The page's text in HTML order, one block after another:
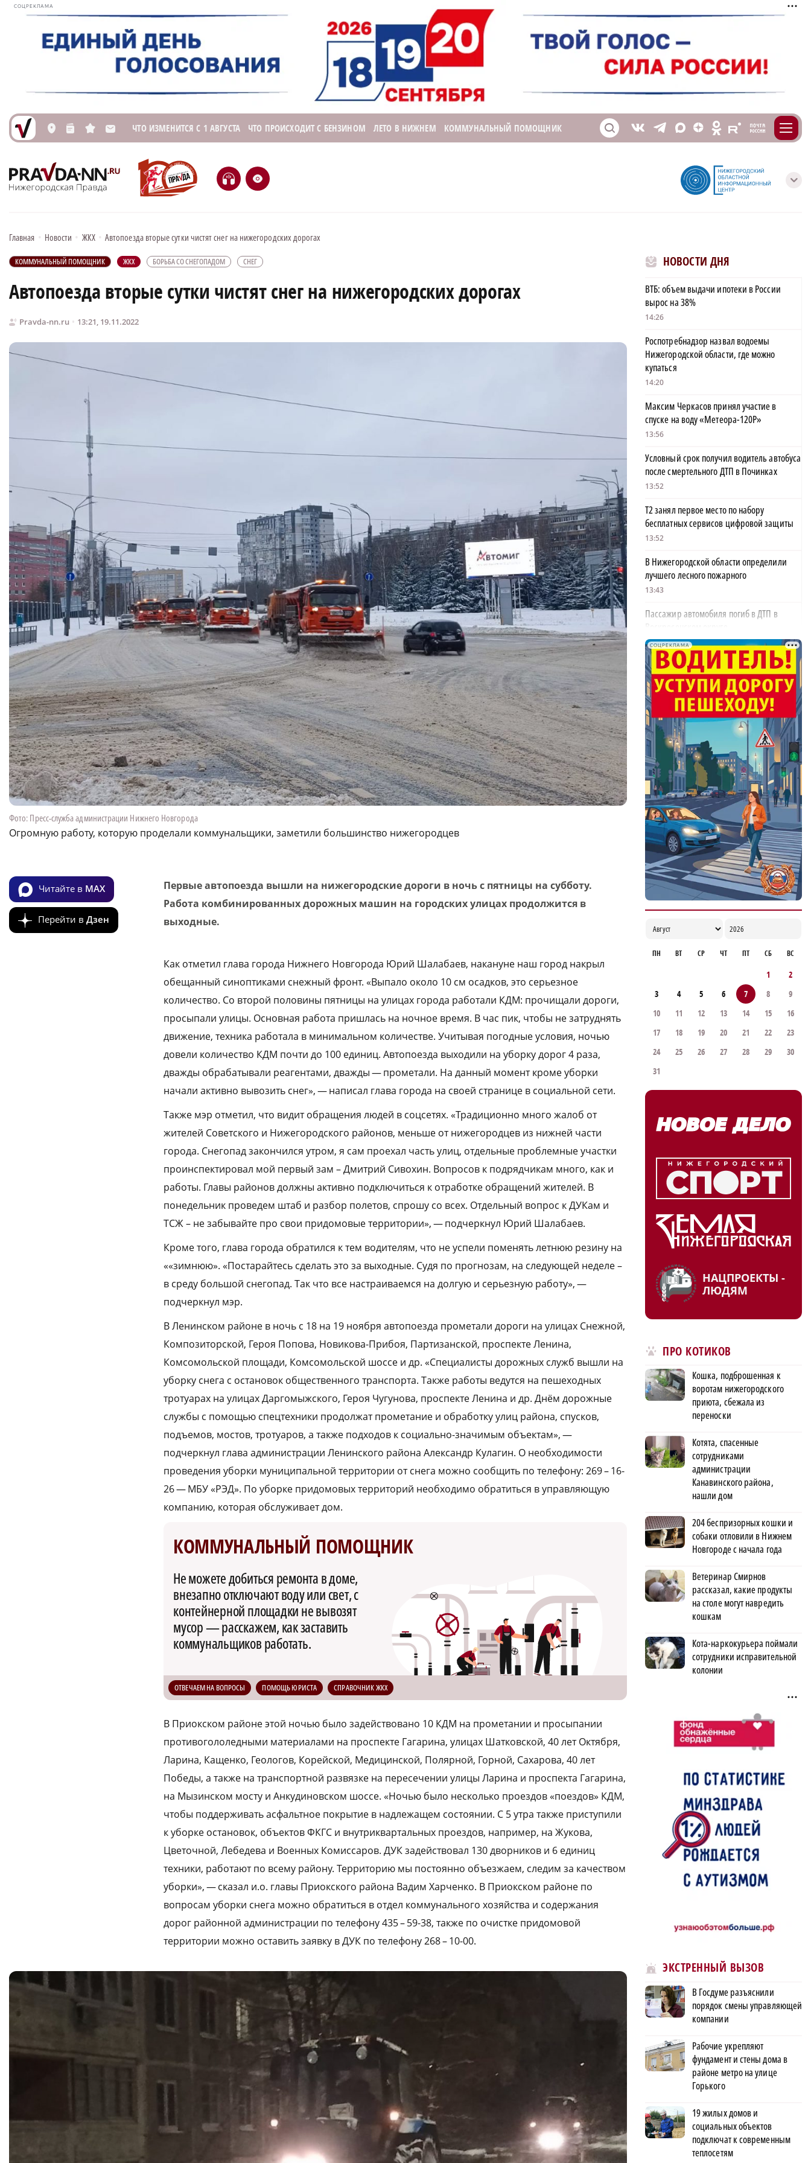
СОЦРЕКЛАМА
L n s M ЧТО ИЗМЕНИТСЯ С 1 АВГУСТА ЧТО ПРОИСХОДИТ С БЕНЗИНОМ ЛЕТО В НИЖНЕМ КОММУНАЛЬНЫЙ ПОМОЩНИК S V T X Z O E m
H e с
Главная • Новости • ЖКХ • Автопоезда вторые сутки чистят снег на нижегородских дорогах
КОММУНАЛЬНЫЙ ПОМОЩНИК ЖКХ БОРЬБА СО СНЕГОПАДОМ СНЕГ
Автопоезда вторые сутки чистят снег на нижегородских дорогах
Pravda-nn.ru 13:21, 19.11.2022
Фото: Пресс-служба администрации Нижнего Новгорода
Огромную работу, которую проделали коммунальщики, заметили большинство нижегородцев
Читайте в MAX
Перейти в Дзен
Первые автопоезда вышли на нижегородские дороги в ночь с пятницы на субботу.
Работа комбинированных дорожных машин на городских улицах продолжится в
выходные.
Как отметил глава города Нижнего Новгорода Юрий Шалабаев, накануне наш город накрыл
обещанный синоптиками снежный фронт. «Выпало около 10 см осадков, это серьезное
количество. Со второй половины пятницы на улицах города работали КДМ: прочищали дороги,
просыпали улицы. Основная работа пришлась на ночное время. В час пик, чтобы не затруднять
движение, техника работала в минимальном количестве. Учитывая погодные условия, ночью
довели количество КДМ почти до 100 единиц. Автопоезда выходили на уборку дорог 4 раза,
дважды обрабатывали реагентами, дважды — прометали. На данный момент кроме уборки
начали активно вывозить снег», — написал глава города на своей странице в социальной сети.
Также мэр отметил, что видит обращения людей в соцсетях. «Традиционно много жалоб от
жителей Советского и Нижегородского районов, меньше от нижегородцев из нижней части
города. Снегопад закончился утром, я сам проехал часть улиц, отдельные проблемные участки
проинспектировал мой первый зам – Дмитрий Сивохин. Вопросов к подрядчикам много, как и
работы. Главы районов должны активно подключиться к отработке обращений жителей. В
понедельник проведем штаб и разбор полетов, спрошу со всех. Отдельный вопрос к ДУКам и
ТСЖ – не забывайте про свои придомовые территории», — подчеркнул Юрий Шалабаев.
Кроме того, глава города обратился к тем водителям, что не успели поменять летнюю резину на
««зимнюю». «Постарайтесь сделать это за выходные. Судя по прогнозам, на следующей неделе –
в среду большой снегопад. Так что все настраиваемся на долгую и серьезную работу», —
подчеркнул мэр.
В Ленинском районе в ночь с 18 на 19 ноября автопоезда прометали дороги на улицах Снежной,
Композиторской, Героя Попова, Новикова-Прибоя, Партизанской, проспекте Ленина,
Комсомольской площади, Комсомольской шоссе и др. «Специалисты дорожных служб вышли на
уборку снега с остановок общественного транспорта. Также работы ведутся на пешеходных
тротуарах на улицах Даргомыжского, Героя Чугунова, проспекте Ленина и др. Днём дорожные
службы с помощью спецтехники продолжат прометание и обработку улиц района, спусков,
подъемов, мостов, тротуаров, а также подходов к социально-значимым объектам», —
подчеркнул глава администрации Ленинского района Александр Кулагин. О необходимости
проведения уборки муниципальной территории от снега можно сообщить по телефону: 269 – 16-
26 — МБУ «РЭД». По уборке придомовых территорий необходимо обратиться в управляющую
компанию, которая обслуживает дом.
КОММУНАЛЬНЫЙ ПОМОЩНИК
Не можете добиться ремонта в доме,
внезапно отключают воду или свет, с
контейнерной площадки не вывозят
мусор — расскажем, как заставить
коммунальщиков работать.
ОТВЕЧАЕМ НА ВОПРОСЫ ПОМОЩЬ ЮРИСТА СПРАВОЧНИК ЖКХ
В Приокском районе этой ночью было задействовано 10 КДМ на прометании и просыпании
противогололедными материалами на проспекте Гагарина, улицах Шатковской, 40 лет Октября,
Ларина, Кащенко, Геологов, Корейской, Медицинской, Полярной, Горной, Сахарова, 40 лет
Победы, а также на транспортной развязке на пересечении улицы Ларина и проспекта Гагарина,
на Мызинском мосту и Анкудиновском шоссе. «Ночью было несколько проездов «поездов» КДМ,
чтобы поддерживать асфальтное покрытие в надлежащем состоянии. С 5 утра также приступили
к уборке остановок, объектов ФКГС и внутриквартальных проездов, например, на Жукова,
Цветочной, Лебедева и Военных Комиссаров. ДУК задействовал 130 дворников и 6 единиц
техники, работают по всему району. Территорию мы постоянно объезжаем, следим за качеством
уборки», — сказал и.о. главы Приокского района Вадим Харченко. В Приокском районе по
вопросам уборки снега можно обратиться в отдел коммунального хозяйства и содержания
дорог районной администрации по телефону 435 – 59-38, также по очистке придомовой
территории можно оставить заявку в ДУК по телефону 268 – 10-00.
НОВОСТИ ДНЯ
ВТБ: объем выдачи ипотеки в России
вырос на 38%
14:26
Роспотребнадзор назвал водоемы
Нижегородской области, где можно
купаться
14:20
Максим Черкасов принял участие в
спуске на воду «Метеора-120Р»
13:56
Условный срок получил водитель автобуса
после смертельного ДТП в Починках
13:52
Т2 занял первое место по набору
бесплатных сервисов цифровой защиты
13:52
В Нижегородской области определили
лучшего лесного пожарного
13:43
Пассажир автомобиля погиб в ДТП в
Воскресенском округе
13:39
Квадратные и черные: выяснилось, какие
арбузы предпочитают нижегородцы
13:34
В Нижнем Новгороде и России отмечают
70-летие Дня строителя
13:10
Стало известно, сколько россиян
ежедневно переписываются в соцсетях
12:39
СОЦРЕКЛАМА
ПН ВТ СР ЧТ ПТ СБ ВС
1
2
3
4 5 6 7 8
9
10
11 12 13 14 15
16
17
18 19 20 21 22
23
24
25 26 27 28 29
30
31
НАЦПРОЕКТЫ -
ЛЮДЯМ
ПРО КОТИКОВ
Кошка, подброшенная к
воротам нижегородского
приюта, сбежала из
переноски
Котята, спасенные
сотрудниками
администрации
Канавинского района,
нашли дом
204 беспризорных кошки и
собаки отловили в Нижнем
Новгороде с начала года
Ветеринар Смирнов
рассказал, какие продукты
на столе могут навредить
кошкам
Кота-наркокурьера поймали
сотрудники исправительной
колонии
ЭКСТРЕННЫЙ ВЫЗОВ
В Госдуме разъяснили
порядок смены управляющей
компании
Рабочие укрепляют
фундамент и стены дома в
районе метро на улице
Горького
19 жилых домов и
социальных объектов
подключат к современным
теплосетям